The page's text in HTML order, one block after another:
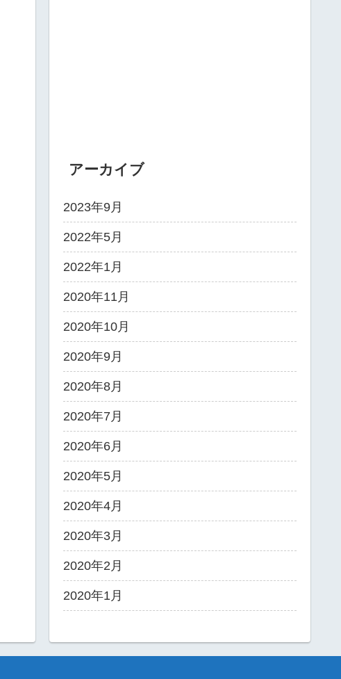
アーカイブ
2023年9月
2022年5月
2022年1月
2020年11月
2020年10月
2020年9月
2020年8月
2020年7月
2020年6月
2020年5月
2020年4月
2020年3月
2020年2月
2020年1月